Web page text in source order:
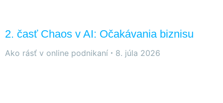
2. časť Chaos v AI: Očakávania biznisu
Ako rásť v online podnikaní 8. júla 2026